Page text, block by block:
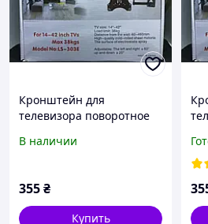
Кронштейн для
телевизора поворотное
Крепление, крепёж
В наличии
355₴
Купить